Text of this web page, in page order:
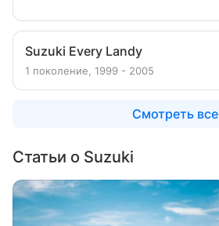
Suzuki Every Landy
1 поколение, 1999 - 2005
Смотреть все
Статьи о Suzuki